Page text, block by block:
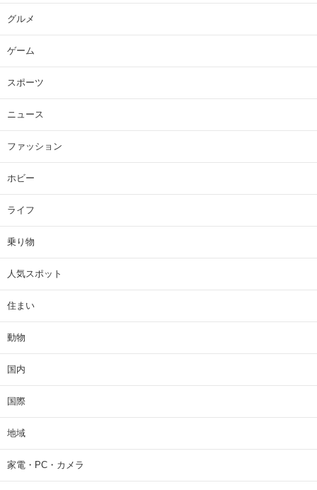
グルメ
ゲーム
スポーツ
ニュース
ファッション
ホビー
ライフ
乗り物
人気スポット
住まい
動物
国内
国際
地域
家電・PC・カメラ